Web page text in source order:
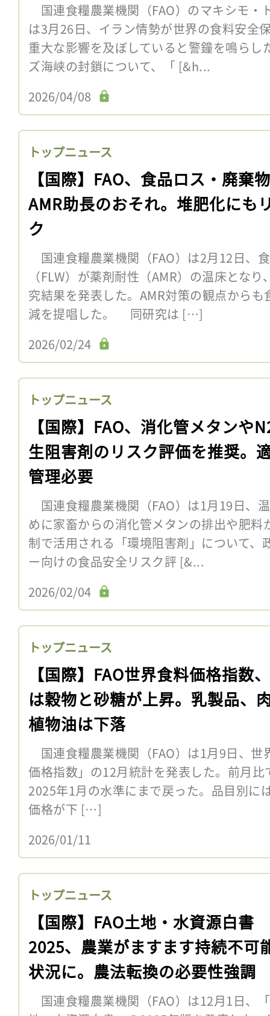
国連食糧農業機関（FAO）のマキシモ・
は3月26日、イラン情勢が世界の食料安全
重大な影響を及ぼしていると警鐘を鳴ら
ズ海峡の封鎖について、「 [&h...
2026/04/08
トップニュース
【国際】FAO、食品ロス・廃棄
AMR助長のおそれ。堆肥化にも
ク
国連食糧農業機関（FAO）は2月12日、
（FLW）が薬剤耐性（AMR）の温床とな
究結果を発表した。AMR対策の観点から
減を提唱した。 同研究は […]
2026/02/24
トップニュース
【国際】FAO、消化管メタンや
生阻害剤のリスク評価を推奨。
管理必要
国連食糧農業機関（FAO）は1月19日、
めに家畜からの消化管メタンの排出や肥
制で活用される「環境阻害剤」について、
ー向けの食品安全リスク評 [&...
2026/02/04
トップニュース
【国際】FAO世界食料価格指数
は穀物と砂糖が上昇。乳製品、
植物油は下落
国連食糧農業機関（FAO）は1月9日、世
価格指数」の12月統計を発表した。前月
2025年1月の水準にまで戻った。品目別に
価格が下 […]
2026/01/11
トップニュース
【国際】FAO土地・水資源白書
2025、農業がますます持続不可
状況に。農法転換の必要性強調
国連食糧農業機関（FAO）は12月1日、